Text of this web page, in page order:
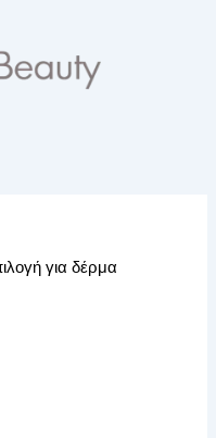
για δέρμα